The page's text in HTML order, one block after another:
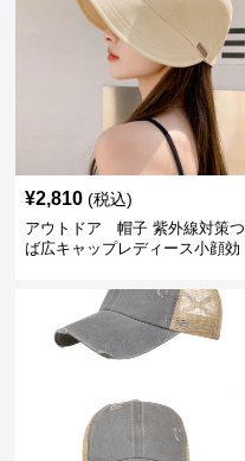
¥2,810 (税込)
アウトドア 帽子 紫外線対策つ
ば広キャップレディース小顔効